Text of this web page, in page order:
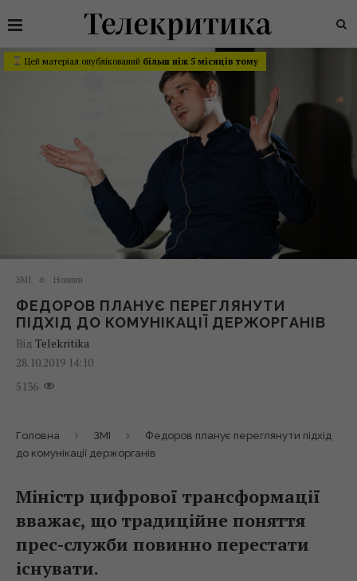
Цей матеріал опублікований більш ніж 5 місяців тому
ЗМІ Новини
ФЕДОРОВ ПЛАНУЄ ПЕРЕГЛЯНУТИ
ПІДХІД ДО КОМУНІКАЦІЇ ДЕРЖОРГАНІВ
Від Telekritika
28.10.2019 14:10
5136
Головна ЗМІ
Федоров планує переглянути підхід
до комунікації держорганів
Міністр цифрової трансформації
вважає, що традиційне поняття
прес-служби повинно перестати
існувати.